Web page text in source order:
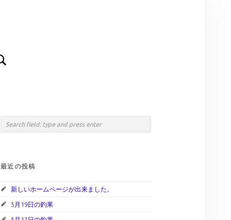
最近の投稿
新しいホームページが出来ました。
5月19日の釣果